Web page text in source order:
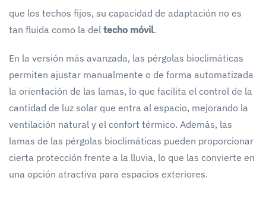
que los techos fijos, su capacidad de adaptación no es
tan fluida como la del techo móvil.
En la versión más avanzada, las pérgolas bioclimáticas
permiten ajustar manualmente o de forma automatizada
la orientación de las lamas, lo que facilita el control de la
cantidad de luz solar que entra al espacio, mejorando la
ventilación natural y el confort térmico. Además, las
lamas de las pérgolas bioclimáticas pueden proporcionar
cierta protección frente a la lluvia, lo que las convierte en
una opción atractiva para espacios exteriores.